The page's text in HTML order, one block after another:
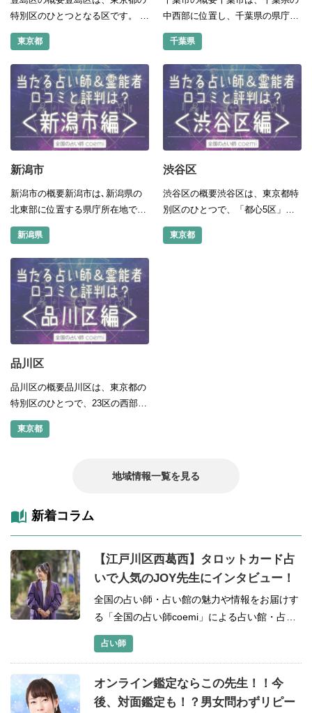
特別区のひとつとなる区です。 都
心部の「池袋」「新宿」「渋谷」
「銀座」といった、4大繁華街の
一つである「池袋」を持つ区であ
り、池袋駅を中心に副都心として
栄えていま...
東京都
中西部に位置し、千葉県の県庁所
在地となっています。 昼夜間人口
比率は、97.5％です。 東京駅から
快速で約40分となっています。
東京のベッドタウンとして...
千葉県
新潟市
新潟市の概要新潟市は､新潟県の
北東部に位置する県庁所在地で
す。 北陸、甲信越地方の中では、
最大の人口約82万人を有する政令
指定都市です。 日本海に面する市
で、政令指定都市に指定されてい
るの...
新潟県
渋谷区
渋谷区の概要渋谷区は、東京都特
別区のひとつで、「都心5区」に
数えられています。 都心5区に
は、渋谷区のほかに、千代田区、
東京都
品川区
品川区の概要品川区は、東京都の
特別区のひとつで、23区の西部に
位置しています。東京湾に面した
臨海部と、山の手に連なる台地か
東京都
地域情報一覧を見る
新着コラム
【江戸川区西葛西】タロットカード占
いで人気のJOY先生にインタビュー！
全国の占い師・占い館の魅力や情報をお届けす
る「全国の占い師coemi」による占い館・占い
師特集インタ...
占い師
オンライン鑑定ならこの先生！！今
後、対面鑑定も！？男女問わずリピー